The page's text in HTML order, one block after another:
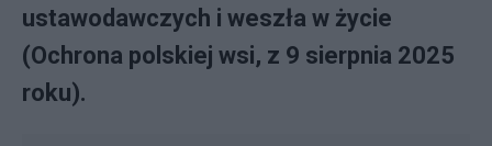
ustawodawczych i weszła w życie
(Ochrona polskiej wsi, z 9 sierpnia 2025
roku).